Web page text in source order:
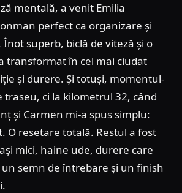
mentală, a venit Emilia
perfect ca organizare și
superb, biclă de viteză și o
transformat în cel mai ciudat
și durere. Și totuși, momentul-
traseu, ci la kilometrul 32, când
și Carmen mi-a spus simplu:
O resetare totală. Restul a fost
mici, haine ude, durere care
semn de întrebare și un finish